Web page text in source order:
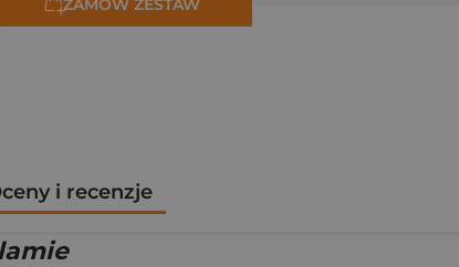
ZAMÓW ZESTAW
i recenzje